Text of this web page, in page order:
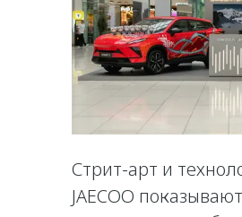
Стрит-арт и
JAECOO